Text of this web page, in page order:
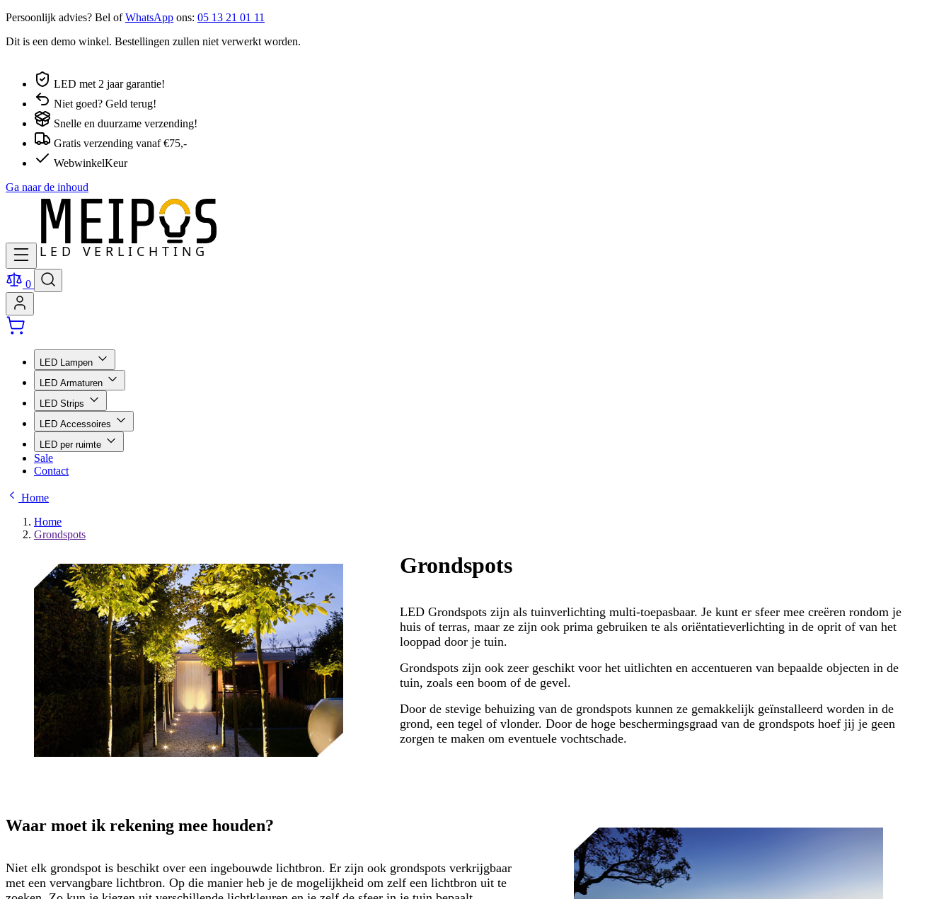
Persoonlijk advies? Bel ofWhatsApp ons: 05 13 21 01 11
Dit is een demo winkel. Bestellingen zullen niet verwerkt worden.
LED met 2 jaar garantie!
Niet goed? Geld terug!
Snelle en duurzame verzending!
Gratis verzending vanaf €75,-
WebwinkelKeur
Ga naar de inhoud
0
LED Lampen
LED Armaturen
LED Strips
LED Accessoires
LED per ruimte
Sale
Contact
Home
Home
Grondspots
Grondspots
LED Grondspots zijn als tuinverlichting multi-toepasbaar. Je kunt er sfeer mee creëren rondom je
huis of terras, maar ze zijn ook prima gebruiken te als oriëntatieverlichting in de oprit of van het
looppad door je tuin.
Grondspots zijn ook zeer geschikt voor het uitlichten en accentueren van bepaalde objecten in de
tuin, zoals een boom of de gevel.
Door de stevige behuizing van de grondspots kunnen ze gemakkelijk geïnstalleerd worden in de
grond, een tegel of vlonder. Door de hoge beschermingsgraad van de grondspots hoef jij je geen
zorgen te maken om eventuele vochtschade.
Waar moet ik rekening mee houden?
Niet elk grondspot is beschikt over een ingebouwde lichtbron. Er zijn ook grondspots verkrijgbaar
met een vervangbare lichtbron. Op die manier heb je de mogelijkheid om zelf een lichtbron uit te